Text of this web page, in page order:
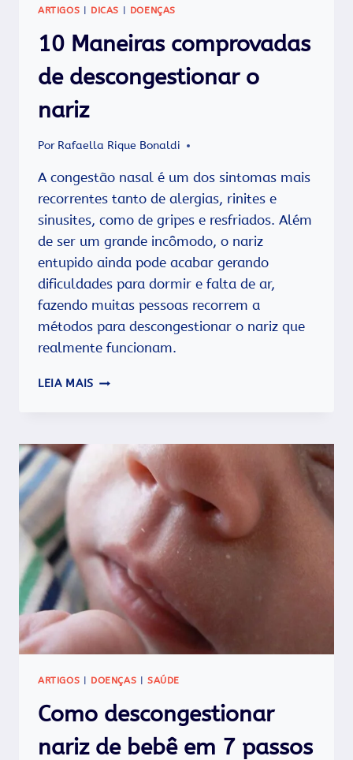
ARTIGOS DICAS DOENÇAS
10 Maneiras comprovadas
de descongestionar o
nariz
Por Rafaella Rique Bonaldi
A congestão nasal é um dos sintomas mais
recorrentes tanto de alergias, rinites e
sinusites, como de gripes e resfriados. Além
de ser um grande incômodo, o nariz
entupido ainda pode acabar gerando
dificuldades para dormir e falta de ar,
fazendo muitas pessoas recorrem a
métodos para descongestionar o nariz que
realmente funcionam.
LEIA MAIS 10
DESCONGESTIONAR
NARIZ
ARTIGOS DOENÇAS SAÚDE
Como descongestionar
nariz de bebê em 7 passos